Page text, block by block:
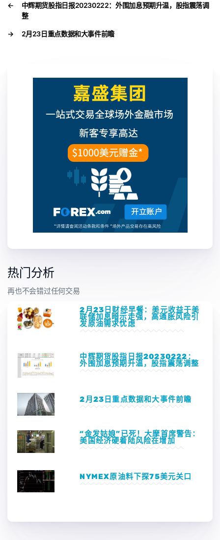
←
中辉期货股指日报20230222：外围加息预期升温，股指震荡调
整
→ 2月23日重点数据和大事件前瞻
热门分析
再也不会错过任何交易
2月23日财经早餐：美元收益于美
联储加息暗示走强，高通胀风险引
发原油需求忧虑
中辉期货股指日报20230222：
外围加息预期升温，股指震荡调整
2月23日重点数据和大事件前瞻
“金发姑娘”已死！大摩首席警告：
美国经济硬着陆风险在增加
NYMEX原油料下探75美元关口